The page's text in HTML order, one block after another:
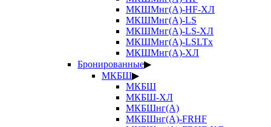
МКШМнг(А)-HF-ХЛ
МКШМнг(А)-LS
МКШМнг(А)-LS-ХЛ
МКШМнг(А)-LSLTx
МКШМнг(А)-ХЛ
Бронированные▶
МКБШ▶
МКБШ
МКБШ-ХЛ
МКБШнг(А)
МКБШнг(А)-FRHF